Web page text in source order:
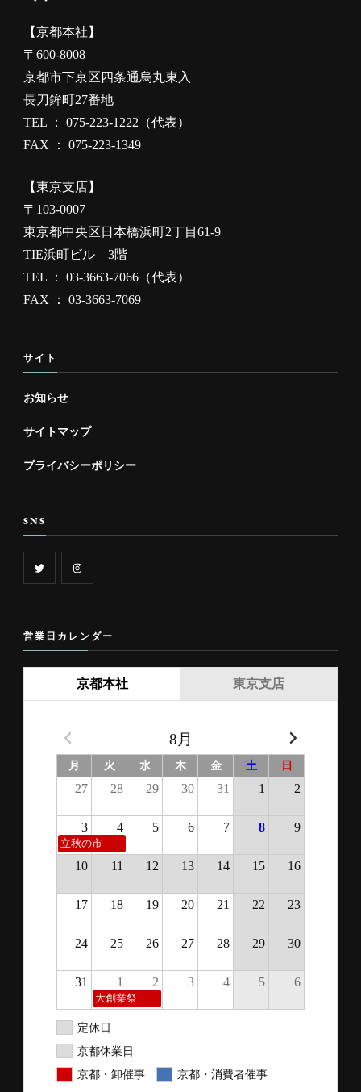
【京都本社】
〒600-8008
京都市下京区四条通烏丸東入
長刀鉾町27番地
TEL ： 075-223-1222（代表）
FAX ： 075-223-1349
【東京支店】
〒103-0007
東京都中央区日本橋浜町2丁目61-9
TIE浜町ビル 3階
TEL ： 03-3663-7066（代表）
FAX ： 03-3663-7069
サイト
お知らせ
サイトマップ
プライバシーポリシー
SNS
営業日カレンダー
京都本社
8月
月 火 水 木 金 土 日
27 28 29 30 31 1 2
3 4 5 6 7 8 9
立秋の市
10 11 12 13 14 15 16
17 18 19 20 21 22 23
24 25 26 27 28 29 30
31 1 2 3 4 5 6
大創業祭
定休日
京都休業日
京都・卸催事
京都・消費者催事
東京支店